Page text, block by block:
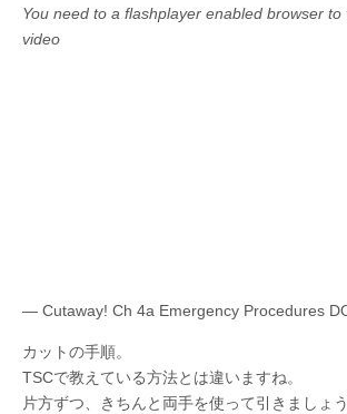
You need to a flashplayer enabled browser to
video
— Cutaway! Ch 4a Emergency Procedures
カットの手順。
TSCで教えている方法とは違いますね。
片方ずつ、きちんと両手を使って引きましょう